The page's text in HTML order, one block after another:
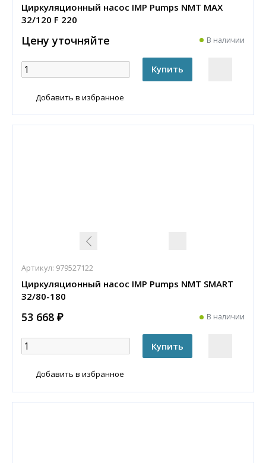
Циркуляционный насос IMP Pumps NMT MAX
32/120 F 220
Цену уточняйте В наличии
Добавить в избранное
Артикул: 979527122
Циркуляционный насос IMP Pumps NMT SMART
32/80-180
53 668 ₽ В наличии
Добавить в избранное